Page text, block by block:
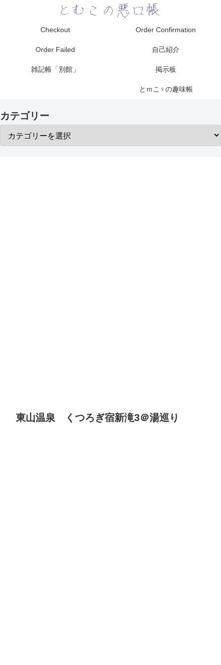
Checkout Order Confirmation
Order Failed 自己紹介
雑記帳「別館」 掲示板
とｍこ♀の趣味帳
カテゴリー
東山温泉 くつろぎ宿新滝3＠湯巡り